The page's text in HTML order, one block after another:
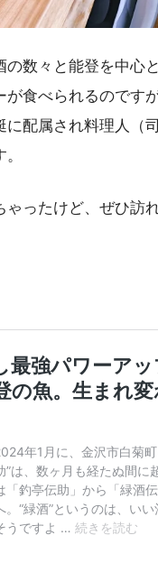
の数々と能登を中心
が食べられるのです
配属され料理人（
ったけど、ぜひ訪